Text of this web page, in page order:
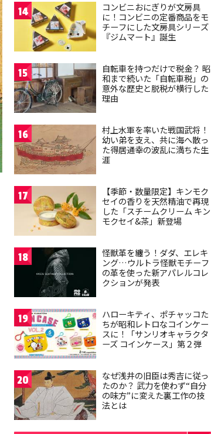
14
コンビニおにぎりが文房具
に！コンビニの定番商品をモ
チーフにした文房具シリーズ
『ジムマート』誕生
15
自転車を持つだけで税金？ 昭
和まで続いた「自転車税」の
意外な歴史と脱税が横行した
理由
16
村上水軍を率いた戦国武将！
幼い弟を支え、共に海へ散っ
た得居通幸の波乱に満ちた生
涯
17
【季節・数量限定】キンモク
セイの香りを天然精油で再現
した「スチームクリーム キン
モクセイ&茶」新登場
18
怪獣革を纏う！ダダ、エレキ
ング…ウルトラ怪獣モチーフ
の革を使った新アパレルコレ
クションが発表
19
ハローキティ、ポチャッコた
ちが昭和レトロなコインケー
スに！「サンリオキャラクタ
ーズ コインケース」第２弾
20
なぜ浅井の旧臣は秀吉に従っ
たのか？ 武力を使わず“自分
の味方”に変えた裏工作の技
法とは